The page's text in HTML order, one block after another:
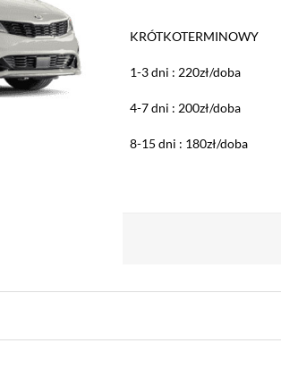
KRÓTKOTERMINOWY
1-3 dni : 220zł/doba
4-7 dni : 200zł/doba
8-15 dni : 180zł/doba